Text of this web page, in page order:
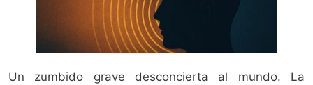
Un zumbido grave desconcierta al mundo. La